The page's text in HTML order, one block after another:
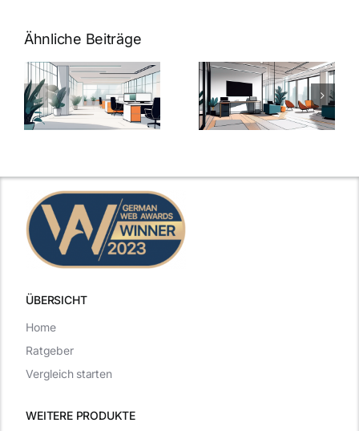
Ähnliche Beiträge
Arbeitgeber-
Zusatzleistungen:
5
inspirierende
Warum
bei
Arbeitgebern
ÜBERSICHT
WEITERE PRODUKTE
Home
Ratgeber
Vergleich starten